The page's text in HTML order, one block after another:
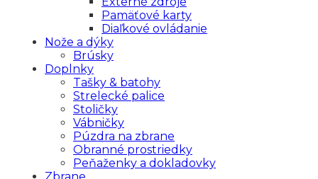
Pamäťové karty
Diaľkové ovládanie
Nože a dýky
Brúsky
Doplnky
Tašky & batohy
Strelecké palice
Stoličky
Vábničky
Púzdra na zbrane
Obranné prostriedky
Peňaženky a dokladovky